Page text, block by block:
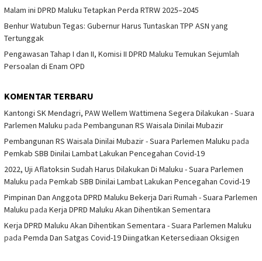
Malam ini DPRD Maluku Tetapkan Perda RTRW 2025–2045
Benhur Watubun Tegas: Gubernur Harus Tuntaskan TPP ASN yang
Tertunggak
Pengawasan Tahap I dan II, Komisi II DPRD Maluku Temukan Sejumlah
Persoalan di Enam OPD
KOMENTAR TERBARU
Kantongi SK Mendagri, PAW Wellem Wattimena Segera Dilakukan - Suara
Parlemen Maluku pada Pembangunan RS Waisala Dinilai Mubazir
Pembangunan RS Waisala Dinilai Mubazir - Suara Parlemen Maluku pada
Pemkab SBB Dinilai Lambat Lakukan Pencegahan Covid-19
2022, Uji Aflatoksin Sudah Harus Dilakukan Di Maluku - Suara Parlemen
Maluku pada Pemkab SBB Dinilai Lambat Lakukan Pencegahan Covid-19
Pimpinan Dan Anggota DPRD Maluku Bekerja Dari Rumah - Suara Parlemen
Maluku pada Kerja DPRD Maluku Akan Dihentikan Sementara
Kerja DPRD Maluku Akan Dihentikan Sementara - Suara Parlemen Maluku
pada Pemda Dan Satgas Covid-19 Diingatkan Ketersediaan Oksigen